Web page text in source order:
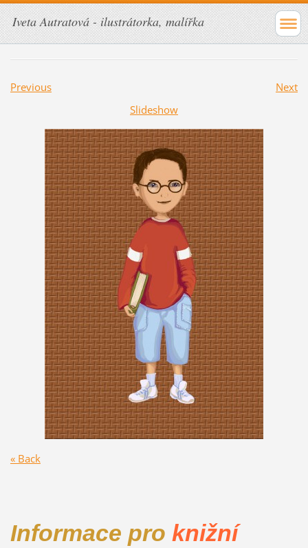
Iveta Autratová - ilustrátorka, malířka
Previous
Next
Slideshow
« Back
Informace pro knižní